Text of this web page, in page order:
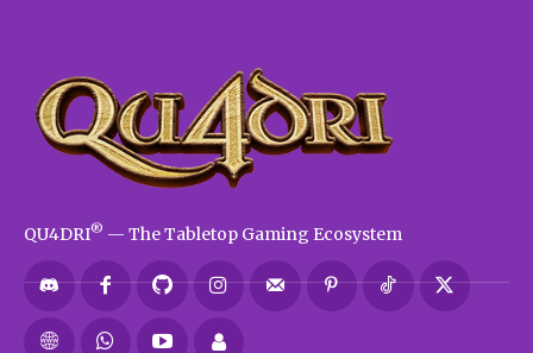
QU4DRI® — The Tabletop Gaming Ecosystem